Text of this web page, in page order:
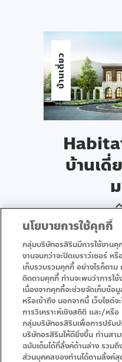
บ้านเดี่ยว
บ้านเดี่
• หน้าแรก
• บริการ
นโยบายการใช้คุกกี้
กลุ่มบริษัทอรสิรินมีการใช้งาน
งานจนกว่าจะปิดเบราว์เซอร์ ห
เก็บรวบรวมคุกกี้ อย่างไรก็ตา
ติดตามคุกกี้ ท่านจะพบว่าการใช้
เนื่องจากคุกกี้จะช่วยจัดเก็บข้อ
หรือเข้าถึง นอกจากนี้ เว็บไซต์
การวิเคราะห์เชิงสถิติ และ/หรื
กลุ่มบริษัทอรสิรินเพื่อการปรั
บริษัทอรสิรินให้ดียิ่งขึ้น ท่านสา
ฉบับเต็มได้ที่ลิ้งค์ด้านล่าง รวม
ส่วนบุคคลของท่านได้ตามลิ้งค์สุ